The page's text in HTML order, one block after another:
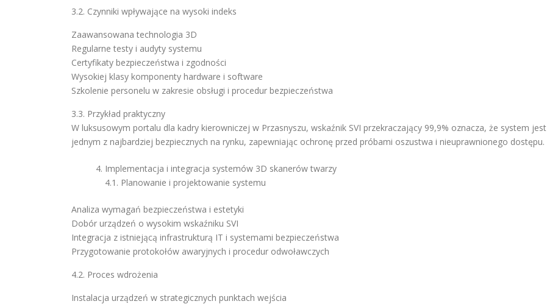
3.2. Czynniki wpływające na wysoki indeks
Zaawansowana technologia 3D
Regularne testy i audyty systemu
Certyfikaty bezpieczeństwa i zgodności
Wysokiej klasy komponenty hardware i software
Szkolenie personelu w zakresie obsługi i procedur bezpieczeństwa
3.3. Przykład praktyczny
W luksusowym portalu dla kadry kierowniczej w Przasnyszu, wskaźnik SVI przekraczający 99,9% oznacza, że system jest
jednym z najbardziej bezpiecznych na rynku, zapewniając ochronę przed próbami oszustwa i nieuprawnionego dostępu.
Implementacja i integracja systemów 3D skanerów twarzy
4.1. Planowanie i projektowanie systemu
Analiza wymagań bezpieczeństwa i estetyki
Dobór urządzeń o wysokim wskaźniku SVI
Integracja z istniejącą infrastrukturą IT i systemami bezpieczeństwa
Przygotowanie protokołów awaryjnych i procedur odwoławczych
4.2. Proces wdrożenia
Instalacja urządzeń w strategicznych punktach wejścia